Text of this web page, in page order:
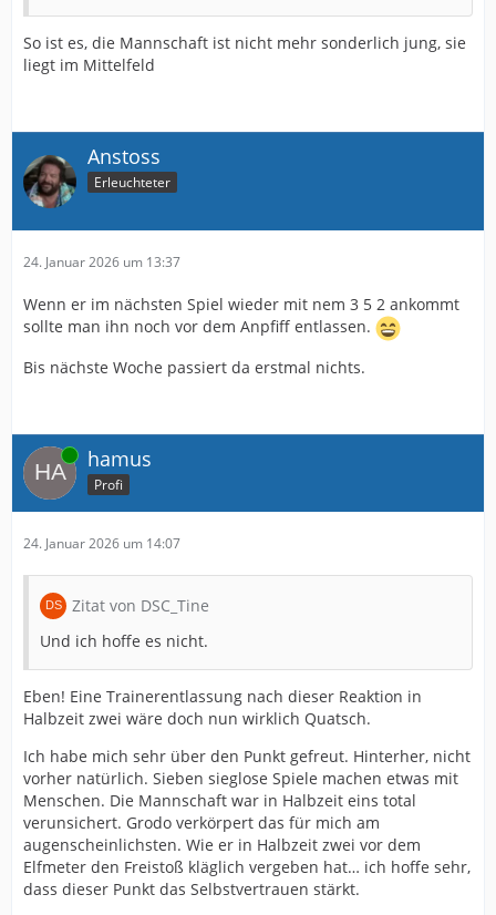
So ist es, die Mannschaft ist nicht mehr sonderlich jung, sie
liegt im Mittelfeld
Anstoss
Erleuchteter
24. Januar 2026 um 13:37
Wenn er im nächsten Spiel wieder mit nem 3 5 2 ankommt
sollte man ihn noch vor dem Anpfiff entlassen.
Bis nächste Woche passiert da erstmal nichts.
Online hamus
Profi
24. Januar 2026 um 14:07
Zitat von DSC_Tine
Und ich hoffe es nicht.
Eben! Eine Trainerentlassung nach dieser Reaktion in
Halbzeit zwei wäre doch nun wirklich Quatsch.
Ich habe mich sehr über den Punkt gefreut. Hinterher, nicht
vorher natürlich. Sieben sieglose Spiele machen etwas mit
Menschen. Die Mannschaft war in Halbzeit eins total
verunsichert. Grodo verkörpert das für mich am
augenscheinlichsten. Wie er in Halbzeit zwei vor dem
Elfmeter den Freistoß kläglich vergeben hat… ich hoffe sehr,
dass dieser Punkt das Selbstvertrauen stärkt.